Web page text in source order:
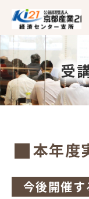
受
本年度
今後開催す